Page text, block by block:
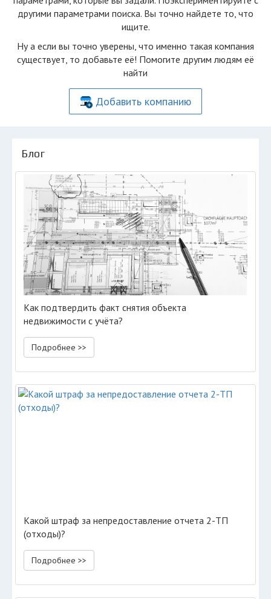
другими параметрами поиска. Вы точно найдете то, что
ищите.
Ну а если вы точно уверены, что именно такая компания
существует, то добавьте её! Помогите другим людям её
найти
Добавить компанию
Блог
Как подтвердить факт снятия объекта
недвижимости с учёта?
Подробнее >>
Какой штраф за непредоставление отчета 2-ТП
(отходы)?
Подробнее >>